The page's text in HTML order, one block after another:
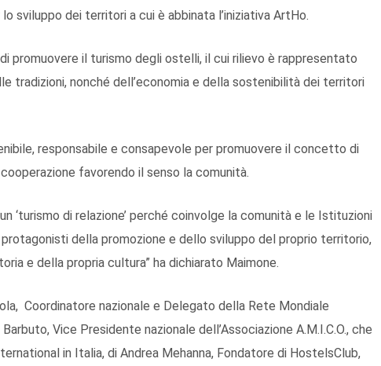
sviluppo dei territori a cui è abbinata l’iniziativa ArtHo.
di promuovere il turismo degli ostelli, il cui rilievo è rappresentato
tradizioni, nonché dell’economia e della sostenibilità dei territori
responsabile e consapevole per promuovere il concetto di
favorendo il senso la comunità.
‘turismo di relazione’ perché coinvolge la comunità e le Istituzioni
della promozione e dello sviluppo del proprio territorio,
e della propria cultura” ha dichiarato Maimone.
Coordinatore nazionale e Delegato della Rete Mondiale
Vice Presidente nazionale dell’Associazione A.M.I.C.O., che
in Italia, di Andrea Mehanna, Fondatore di HostelsClub,